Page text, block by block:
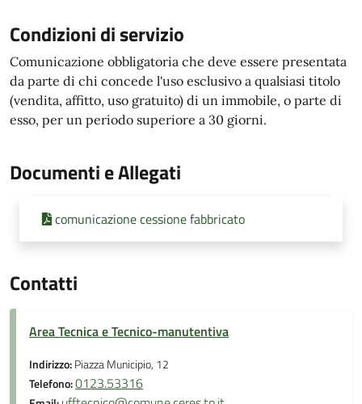
Condizioni di servizio
Comunicazione obbligatoria che deve essere presentata
da parte di chi concede l'uso esclusivo a qualsiasi titolo
(vendita, affitto, uso gratuito) di un immobile, o parte di
esso, per un periodo superiore a 30 giorni.
Documenti e Allegati
comunicazione cessione fabbricato
Contatti
Area Tecnica e Tecnico-manutentiva
Indirizzo:Piazza Municipio, 12
Telefono:0123.53316